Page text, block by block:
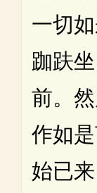
一切
跏趺
前。
作如
始已